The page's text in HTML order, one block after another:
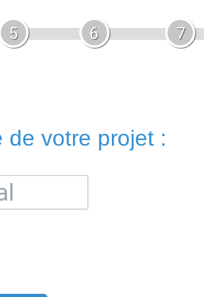
5 6 7
de votre projet :